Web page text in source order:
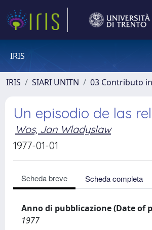
IRIS
IRIS SIARI UNITN 03 Contributo
Un episodio de las
Wos, Jan Wladyslaw
1977-01-01
Scheda breve Scheda completa
Anno di pubblicazione (Date of
1977